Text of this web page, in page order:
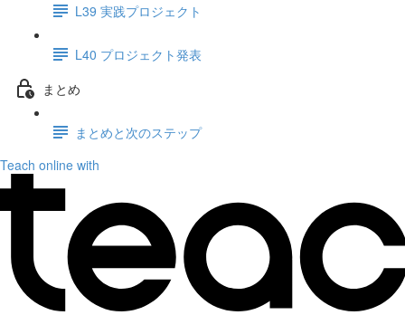
L39 実践プロジェクト
L40 プロジェクト発表
まとめ
まとめと次のステップ
Teach online with